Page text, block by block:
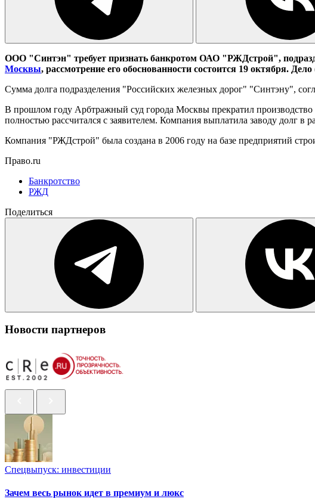
ООО "Синтэн" требует признать банкротом ОАО "РЖДстрой",
Москвы, рассмотрение его обоснованности состоится 19 октября. Дело
Сумма долга подразделения "Российских железных дорог" "Синтэну",
В прошлом году Арбтражный суд города Москвы прекратил
полностью рассчитался с заявителем. Компания выплатила заводу долг в
Компания "РЖДстрой" была создана в 2006 году на базе предприятий
Право.ru
Банкротство
РЖД
Поделиться
Новости партнеров
Спецвыпуск: инвестиции
Зачем весь рынок идет в премиум и люкс